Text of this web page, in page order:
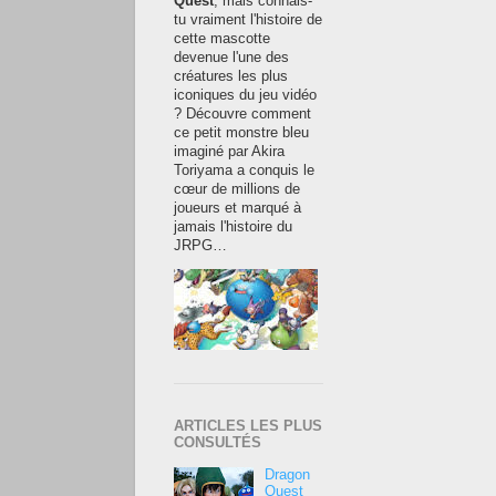
tu vraiment l'histoire de
cette mascotte
devenue l'une des
créatures les plus
iconiques du jeu vidéo
? Découvre comment
ce petit monstre bleu
imaginé par Akira
Toriyama a conquis le
cœur de millions de
joueurs et marqué à
jamais l'histoire du
JRPG…
ARTICLES LES PLUS
CONSULTÉS
Dragon
Quest